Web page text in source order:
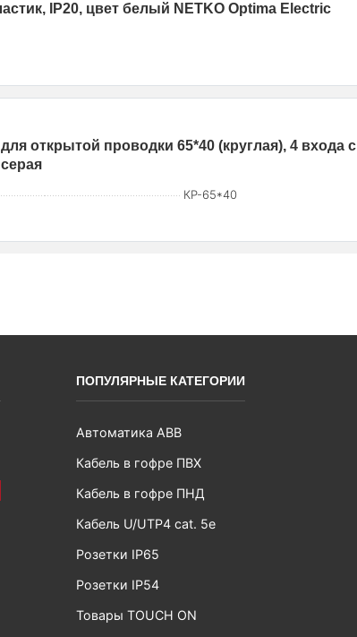
IP20, цвет белый NETKO Optima Electric
открытой проводки 65*40 (круглая), 4 входа с
КР-65*40
ПОПУЛЯРНЫЕ КАТЕГОРИИ
Автоматика ABB
Кабель в гофре ПВХ
Кабель в гофре ПНД
Кабель U/UTP4 cat. 5e
Розетки IP65
Розетки IP54
Товары TOUCH ON